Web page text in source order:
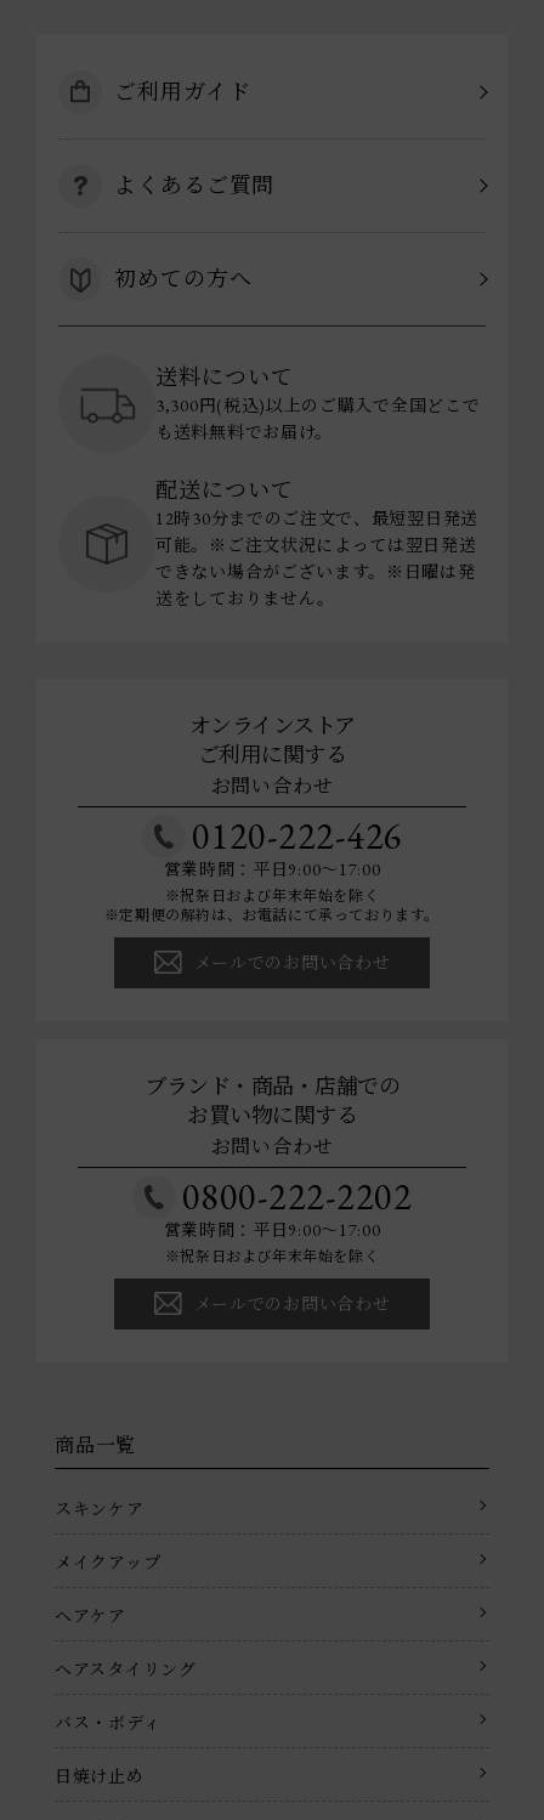
ご利用ガイド
よくあるご質問
初めての方へ
送料について
3,300円(税込)以上のご購入で全国どこで
も送料無料でお届け。
配送について
12時30分までのご注文で、最短翌日発送
可能。※ご注文状況によっては翌日発送
できない場合がございます。※日曜は発
送をしておりません。
オンラインストア
ご利用に関する
お問い合わせ
0120-222-426
営業時間：平日9:00～17:00
※祝祭日および年末年始を除く
※定期便の解約は、お電話にて承っております。
メールでのお問い合わせ
ブランド・商品・店舗での
お買い物に関する
お問い合わせ
0800-222-2202
営業時間：平日9:00～17:00
※祝祭日および年末年始を除く
メールでのお問い合わせ
商品一覧
スキンケア
メイクアップ
ヘアケア
ヘアスタイリング
バス・ボディ
日焼け止め